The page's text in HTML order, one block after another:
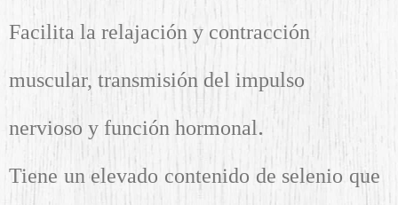
Facilita la relajación y contracción
muscular, transmisión del impulso
nervioso y función hormonal.
Tiene un elevado contenido de selenio que